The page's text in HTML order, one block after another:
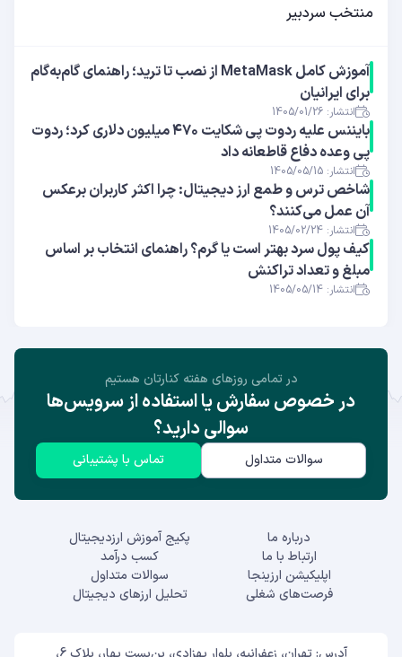
منتخب سردبیر
آموزش کامل MetaMask از نصب تا ترید؛ راهنمای گام‌به‌گام
برای ایرانیان
انتشار: 1405/01/26
بایننس علیه ردوت پی شکایت ۴۷۰ میلیون دلاری کرد؛ ردوت
پی وعده دفاع قاطعانه داد
انتشار: 1405/05/15
شاخص ترس و طمع ارز دیجیتال: چرا اکثر کاربران برعکس
آن عمل می‌کنند؟
انتشار: 1405/02/24
کیف پول سرد بهتر است یا گرم؟ راهنمای انتخاب بر اساس
مبلغ و تعداد تراکنش
انتشار: 1405/05/14
در تمامی روز‌های هفته کنارتان هستیم
در خصوص سفارش یا استفاده از سرویس‌ها
سوالی دارید؟
سوالات متداول تماس با پشتیبانی
درباره ما
ارتباط با ما
اپلیکیشن ارزینجا
فرصت‌های شغلی
پکیج آموزش ارزدیجیتال
کسب درآمد
سوالات متداول
تحلیل ارزهای دیجیتال